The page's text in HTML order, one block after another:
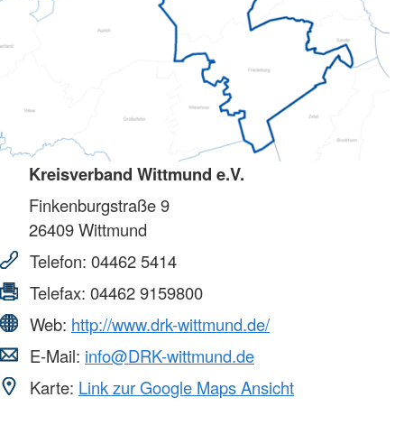
Kreisverband Wittmund e.V.
Finkenburgstraße 9
26409Wittmund
Telefon: 04462 5414
Telefax: 04462 9159800
Web: http://www.drk-wittmund.de/
E-Mail: info@DRK-wittmund.de
Karte: Link zur Google Maps Ansicht